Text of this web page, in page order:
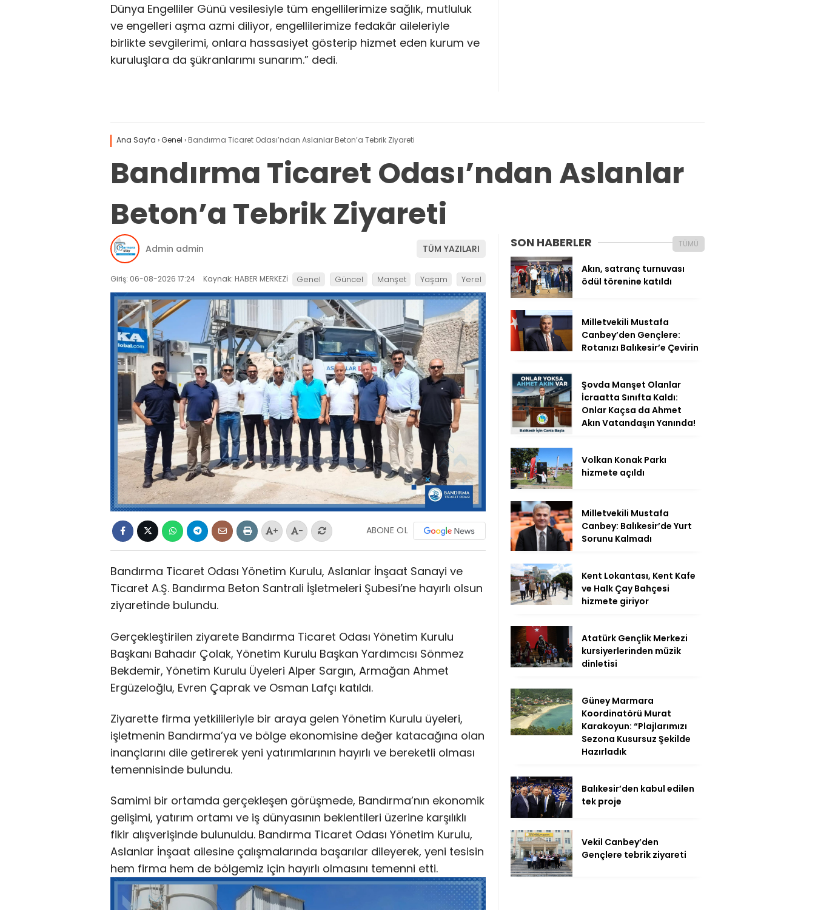
Dünya Engelliler Günü vesilesiyle tüm engellilerimize sağlık, mutluluk
ve engelleri aşma azmi diliyor, engellilerimize fedakâr aileleriyle
birlikte sevgilerimi, onlara hassasiyet gösterip hizmet eden kurum ve
kuruluşlara da şükranlarımı sunarım.” dedi.
Ana Sayfa ›Genel › Bandırma Ticaret Odası’ndan Aslanlar Beton’a Tebrik Ziyareti
Bandırma Ticaret Odası’ndan Aslanlar
Beton’a Tebrik Ziyareti
Admin admin TÜM YAZILARI
Giriş: 06-08-2026 17:24 Kaynak: HABER MERKEZİ Genel Güncel Manşet Yaşam Yerel
+ - ABONE OL
Bandırma Ticaret Odası Yönetim Kurulu, Aslanlar İnşaat Sanayi ve
Ticaret A.Ş. Bandırma Beton Santrali İşletmeleri Şubesi’ne hayırlı olsun
ziyaretinde bulundu.
Gerçekleştirilen ziyarete Bandırma Ticaret Odası Yönetim Kurulu
Başkanı Bahadır Çolak, Yönetim Kurulu Başkan Yardımcısı Sönmez
Bekdemir, Yönetim Kurulu Üyeleri Alper Sargın, Armağan Ahmet
Ergüzeloğlu, Evren Çaprak ve Osman Lafçı katıldı.
Ziyarette firma yetkilileriyle bir araya gelen Yönetim Kurulu üyeleri,
işletmenin Bandırma’ya ve bölge ekonomisine değer katacağına olan
inançlarını dile getirerek yeni yatırımlarının hayırlı ve bereketli olması
temennisinde bulundu.
Samimi bir ortamda gerçekleşen görüşmede, Bandırma’nın ekonomik
gelişimi, yatırım ortamı ve iş dünyasının beklentileri üzerine karşılıklı
fikir alışverişinde bulunuldu. Bandırma Ticaret Odası Yönetim Kurulu,
Aslanlar İnşaat ailesine çalışmalarında başarılar dileyerek, yeni tesisin
hem firma hem de bölgemiz için hayırlı olmasını temenni etti.
SON HABERLER TÜMÜ
Akın, satranç turnuvası
ödül törenine katıldı
Milletvekili Mustafa
Canbey’den Gençlere:
Rotanızı Balıkesir’e Çevirin
Şovda Manşet Olanlar
İcraatta Sınıfta Kaldı:
Onlar Kaçsa da Ahmet
Akın Vatandaşın Yanında!
Volkan Konak Parkı
hizmete açıldı
Milletvekili Mustafa
Canbey: Balıkesir’de Yurt
Sorunu Kalmadı
Kent Lokantası, Kent Kafe
ve Halk Çay Bahçesi
hizmete giriyor
Atatürk Gençlik Merkezi
kursiyerlerinden müzik
dinletisi
Güney Marmara
Koordinatörü Murat
Karakoyun: “Plajlarımızı
Sezona Kusursuz Şekilde
Hazırladık
Balıkesir’den kabul edilen
tek proje
Vekil Canbey’den
Gençlere tebrik ziyareti